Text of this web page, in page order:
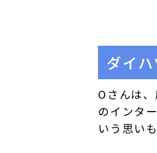
ダイ
Oさんは
のインタ
いう思い